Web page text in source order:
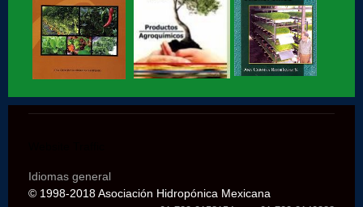
coordinacion con la...
Hidroponia, centro tecnológico en Hidroponia
Hidroponia lechugas en la cocina
Idiomas general
© 1998-2018 Asociación Hidropónica Mexicana